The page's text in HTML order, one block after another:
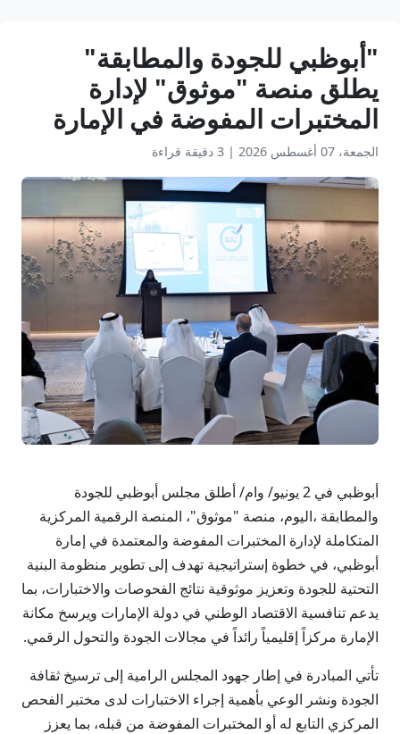
"أبوظبي للجودة والمطابقة"
يطلق منصة "موثوق" لإدارة
المختبرات المفوضة في الإمارة
الجمعة، 07 أغسطس 2026 | 3 دقيقة قراءة
أبوظبي في 2 يونيو/ وام/ أطلق مجلس أبوظبي للجودة
والمطابقة ،اليوم، منصة "موثوق"، المنصة الرقمية المركزية
المتكاملة لإدارة المختبرات المفوضة والمعتمدة في إمارة
أبوظبي، في خطوة إستراتيجية تهدف إلى تطوير منظومة البنية
التحتية للجودة وتعزيز موثوقية نتائج الفحوصات والاختبارات، بما
يدعم تنافسية الاقتصاد الوطني في دولة الإمارات ويرسخ مكانة
الإمارة مركزاً إقليمياً رائداً في مجالات الجودة والتحول الرقمي.
تأتي المبادرة في إطار جهود المجلس الرامية إلى ترسيخ ثقافة
الجودة ونشر الوعي بأهمية إجراء الاختبارات لدى مختبر الفحص
المركزي التابع له أو المختبرات المفوضة من قبله، بما يعزز